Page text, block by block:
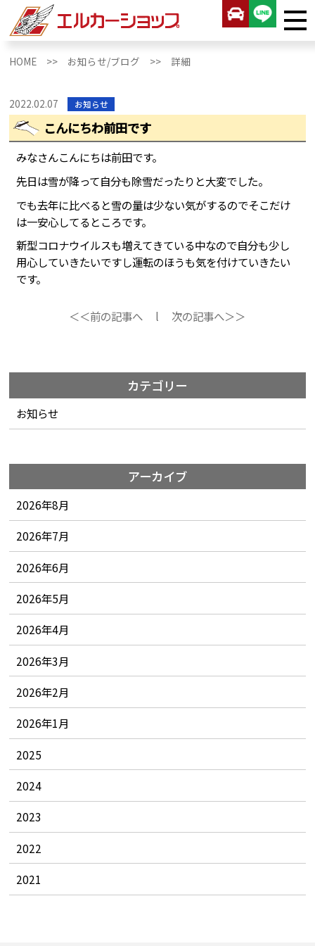
HOME >> お知らせ/ブログ >> 詳細
2022.02.07 お知らせ
こんにちわ前田です
みなさんこんにちは前田です。
先日は雪が降って自分も除雪だったりと大変でした。
でも去年に比べると雪の量は少ない気がするのでそこだけ
は一安心してるところです。
新型コロナウイルスも増えてきている中なので自分も少し
用心していきたいですし運転のほうも気を付けていきたい
です。
＜＜前の記事へ l 次の記事へ＞＞
カテゴリー
お知らせ
アーカイブ
2026年8月
2026年7月
2026年6月
2026年5月
2026年4月
2026年3月
2026年2月
2026年1月
2025
2024
2023
2022
2021